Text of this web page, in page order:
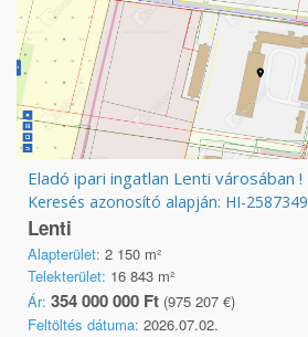
Eladó ipari ingatlan Lenti városában !
Keresés azonosító alapján: HI-2587349
Lenti
Alapterület: 2 150 m²
Telekterület: 16 843 m²
Ár: 354 000 000 Ft (975 207 €)
Feltöltés dátuma: 2026.07.02.